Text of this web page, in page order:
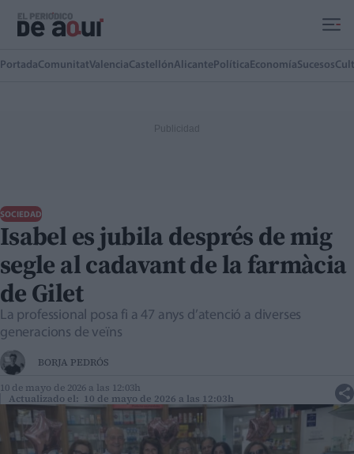
PortadaComunitatValenciaCastellónAlicante Política EconomíaSucesos
SOCIEDAD
Isabel es jubila després de mig
segle al cadavant de la farmàcia
de Gilet
La professional posa fi a 47 anys d’atenció a diverses
generacions de veïns
BORJA PEDRÓS
10 de mayo de 2026 a las 12:03h
Actualizado el: 10 de mayo de 2026 a las 12:03h